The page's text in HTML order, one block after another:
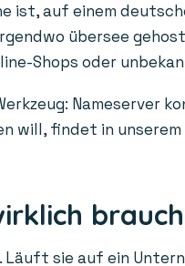
ist, auf einem
übersee
Shops oder
Nameserver
will, findet in unserem
sie auf ein